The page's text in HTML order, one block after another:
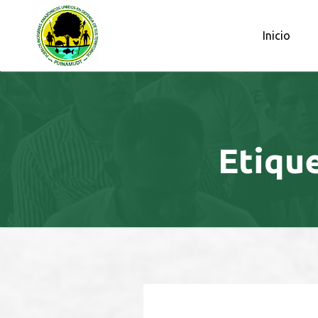
OBSERVATORIO PETROLERO DE
Inicio